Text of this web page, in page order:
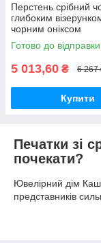
Перстень срібний
глибоким
чорним оніксом
Готово до відправки
5 013,60 ₴ 6 267
Купити
Печатки зі
почекати?
Ювелірний дім
представників
виробництва